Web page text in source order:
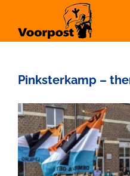
inhoud
Pinksterkamp –
Bekijk
grotere
afbeelding